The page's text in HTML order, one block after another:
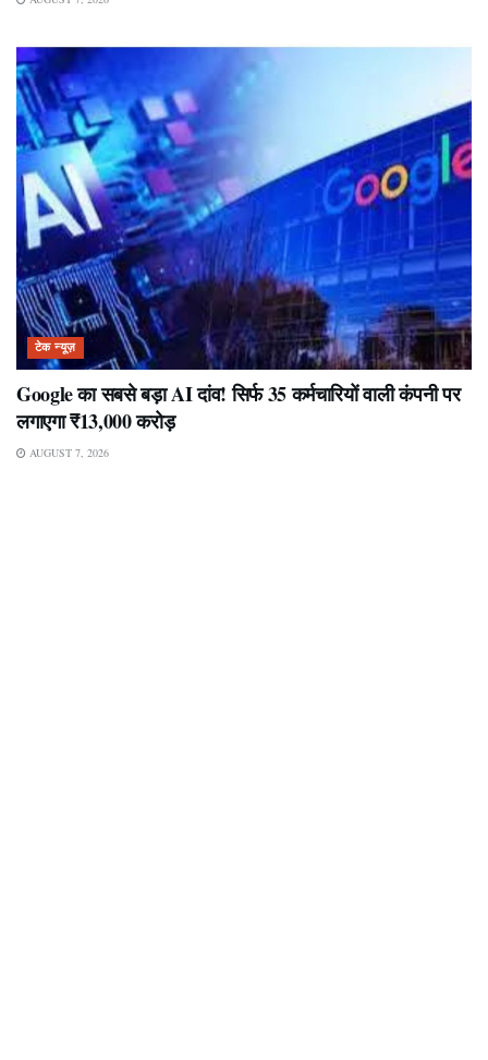
टेक न्यूज़
Google का सबसे बड़ा AI दांव! सिर्फ 35 कर्मचारियों वाली कंपनी पर
लगाएगा ₹13,000 करोड़
AUGUST 7, 2026